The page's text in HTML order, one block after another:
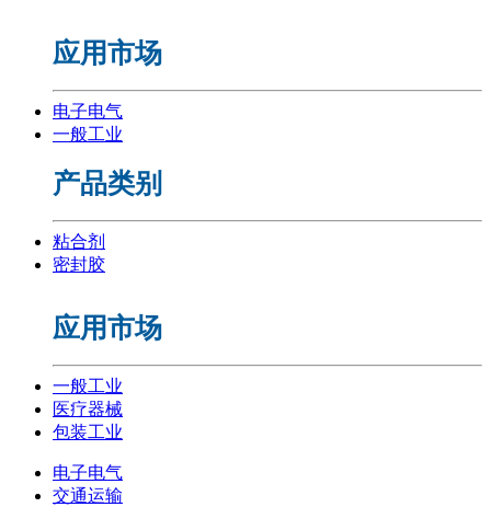
应用市场
电子电气
一般工业
产品类别
粘合剂
密封胶
应用市场
一般工业
医疗器械
包装工业
电子电气
交通运输